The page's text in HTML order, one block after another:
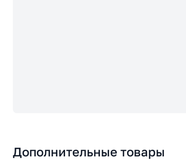
Дополнительные товары